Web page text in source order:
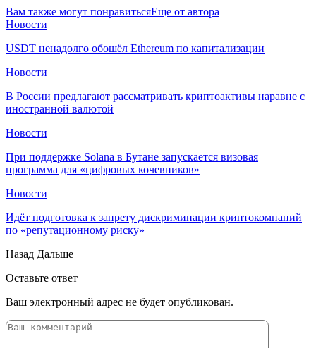
Вам также могут понравитьсяЕще от автора
Новости
USDT ненадолго обошёл Ethereum по капитализации
Новости
В России предлагают рассматривать криптоактивы наравне с
иностранной валютой
Новости
При поддержке Solana в Бутане запускается визовая
программа для «цифровых кочевников»
Новости
Идёт подготовка к запрету дискриминации криптокомпаний
по «репутационному риску»
Назад Дальше
Оставьте ответ
Ваш электронный адрес не будет опубликован.